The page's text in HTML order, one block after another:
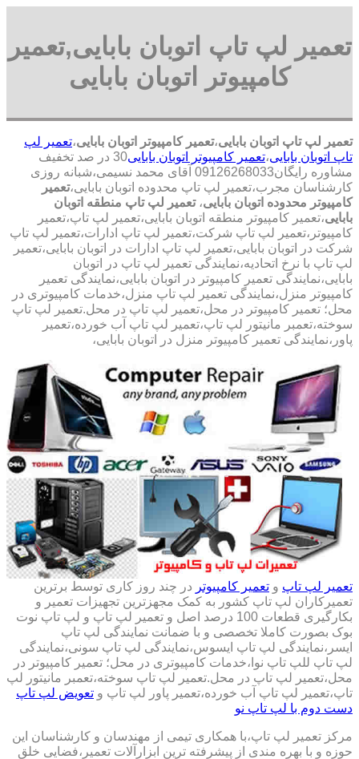
تعمیر لپ تاپ اتوبان بابایی,تعمیر
کامپیوتر اتوبان بابایی
تعمیر لپ تاپ اتوبان بابایی،تعمیر کامپیوتر اتوبان بابایی،تعمیر لپ
تاپ اتوبان بابایی،تعمیر کامپیوتر اتوبان بابایی
30 در صد تخفیف
مشاوره رایگان09126268033 آقای محمد نسیمی،شبانه روزی
کارشناسان مجرب،تعمیر لپ تاپ محدوده اتوبان بابایی،تعمیر
کامپیوتر محدوده اتوبان بابایی، تعمیر لپ تاپ منطقه اتوبان
بابایی،تعمیر کامپیوتر منطقه اتوبان بابایی،تعمیر لپ تاپ،تعمیر
کامپیوتر،تعمیر لپ تاپ شرکت،تعمیر لپ تاپ ادارات،تعمیر لپ تاپ
شرکت در اتوبان بابایی،تعمیر لپ تاپ ادارات در اتوبان بابایی،تعمیر
لپ تاپ با نرخ اتحادیه،نمایندگی تعمیر لپ تاپ در اتوبان
بابایی،نمایندگی تعمیر کامپیوتر در اتوبان بابایی،نمایندگی تعمیر
کامپیوتر منزل،نمایندگی تعمیر لپ تاپ منزل،خدمات کامپیوتری در
محل؛ تعمیر کامپیوتر در محل،تعمیر لپ تاپ در محل.تعمیر لپ تاپ
سوخته،تعمبر مانیتور لپ تاپ،تعمیر لپ تاپ آب خورده،تعمیر
پاور،نمایندگی تعمیر کامپیوتر منزل در اتوبان بابایی،
تعمیر لپ تاپ و تعمیر کامپیوتر در چند روز کاری توسط برترین
تعمیرکاران لپ تاپ کشور به کمک مجهزترین تجهیزات تعمیر و
بکارگیری قطعات 100 درصد اصل و تعمیر لپ تاپ و لپ تاپ نوت
بوک بصورت کاملا تخصصی و با ضمانت نمایندگی لپ تاپ
ایسر،نمایندگی لپ تاپ ایسوس،نمایندگی لپ تاپ سونی،نمایندگی
لپ تاپ للپ تاپ نوا،خدمات کامپیوتری در محل؛ تعمیر کامپیوتر در
محل،تعمیر لپ تاپ در محل.تعمیر لپ تاپ سوخته،تعمبر مانیتور لپ
تاپ،تعمیر لپ تاپ آب خورده،تعمیر پاور لپ تاپ و تعویض لپ تاپ
دست دوم با لپ تاپ نو
مرکز تعمیر لپ تاپ،با همکاری تیمی از مهندسان و کارشناسان این
حوزه و با بهره مندی از پیشرفته ترین ابزارآلات تعمیر،فضایی خلق